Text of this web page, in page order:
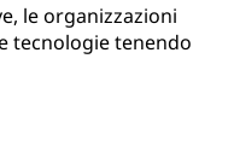
le organizzazioni
tecnologie tenendo